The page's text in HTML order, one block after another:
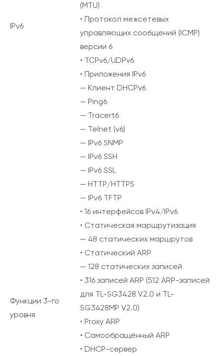
IPv6
(MTU)
• Протокол межсетевых
управляющих сообщений (ICMP)
версии 6
• TCPv6/UDPv6
• Приложения IPv6
— Клиент DHCPv6
— Ping6
— Tracert6
— Telnet (v6)
— IPv6 SNMP
— IPv6 SSH
— IPv6 SSL
— HTTP/HTTPS
— IPv6 TFTP
Функции 3-го
уровня
• 16 интерфейсов IPv4/IPv6
• Статическая маршрутизация
— 48 статических маршрутов
• Статический ARP
— 128 статических записей
• 316 записей ARP (512 ARP-записей
для TL-SG3428 V2.0 и TL-
SG3428MP V2.0)
• Proxy ARP
• Самообращённый ARP
• DHCP-сервер